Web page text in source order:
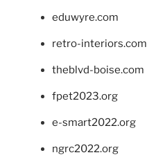
eduwyre.com
retro-interiors.com
theblvd-boise.com
fpet2023.org
e-smart2022.org
ngrc2022.org